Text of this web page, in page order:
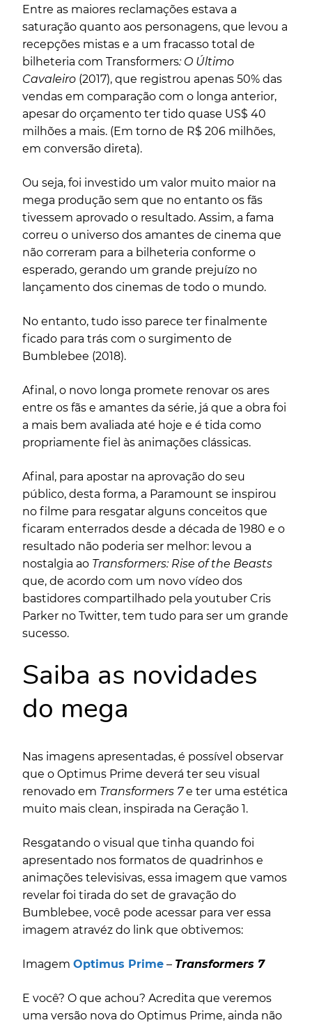
Entre as maiores reclamações estava a
saturação quanto aos personagens, que levou a
recepções mistas e a um fracasso total de
bilheteria com Transformers: O Último
Cavaleiro (2017), que registrou apenas 50% das
vendas em comparação com o longa anterior,
apesar do orçamento ter tido quase US$ 40
milhões a mais. (Em torno de R$ 206 milhões,
em conversão direta).
Ou seja, foi investido um valor muito maior na
mega produção sem que no entanto os fãs
tivessem aprovado o resultado. Assim, a fama
correu o universo dos amantes de cinema que
não correram para a bilheteria conforme o
esperado, gerando um grande prejuízo no
lançamento dos cinemas de todo o mundo.
No entanto, tudo isso parece ter finalmente
ficado para trás com o surgimento de
Bumblebee (2018).
Afinal, o novo longa promete renovar os ares
entre os fãs e amantes da série, já que a obra foi
a mais bem avaliada até hoje e é tida como
propriamente fiel às animações clássicas.
Afinal, para apostar na aprovação do seu
público, desta forma, a Paramount se inspirou
no filme para resgatar alguns conceitos que
ficaram enterrados desde a década de 1980 e o
resultado não poderia ser melhor: levou a
nostalgia ao Transformers: Rise of the Beasts
que, de acordo com um novo vídeo dos
bastidores compartilhado pela youtuber Cris
Parker no Twitter, tem tudo para ser um grande
sucesso.
Saiba as novidades
do mega
Nas imagens apresentadas, é possível observar
que o Optimus Prime deverá ter seu visual
renovado em Transformers 7e ter uma estética
muito mais clean, inspirada na Geração 1.
Resgatando o visual que tinha quando foi
apresentado nos formatos de quadrinhos e
animações televisivas, essa imagem que vamos
revelar foi tirada do set de gravação do
Bumblebee, você pode acessar para ver essa
imagem atravéz do link que obtivemos:
Imagem Optimus Prime – Transformers 7
E você? O que achou? Acredita que veremos
uma versão nova do Optimus Prime, ainda não